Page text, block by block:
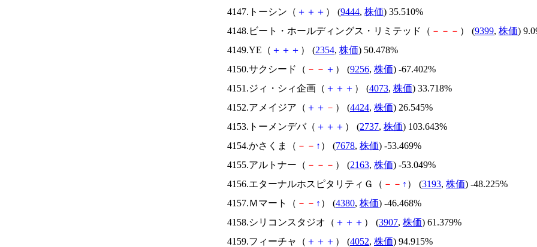
4147.トーシン（ ＋ ＋ ＋ ） (9444, 株価) 35.510%
4148.ビート・ホールディングス・リミテッド（ － － － ） (9399, 株価)
4149.YE（ ＋ ＋ ＋ ） (2354, 株価) 50.478%
4150.サクシード（ － － ＋ ） (9256, 株価) -67.402%
4151.ジィ・シィ企画（ ＋ ＋ ＋ ） (4073, 株価) 33.718%
4152.アメイジア（ ＋ ＋ － ） (4424, 株価) 26.545%
4153.トーメンデバ（ ＋ ＋ ＋ ） (2737, 株価) 103.643%
4154.かさくま（ － － ↑ ） (7678, 株価) -53.469%
4155.アルトナー（ － － － ） (2163, 株価) -53.049%
4156.エターナルホスピタリティＧ（ － － ↑ ） (3193, 株価) -48.225%
4157.Ｍマート（ － － ↑ ） (4380, 株価) -46.468%
4158.シリコンスタジオ（ ＋ ＋ ＋ ） (3907, 株価) 61.379%
4159.フィーチャ（ ＋ ＋ ＋ ） (4052, 株価) 94.915%